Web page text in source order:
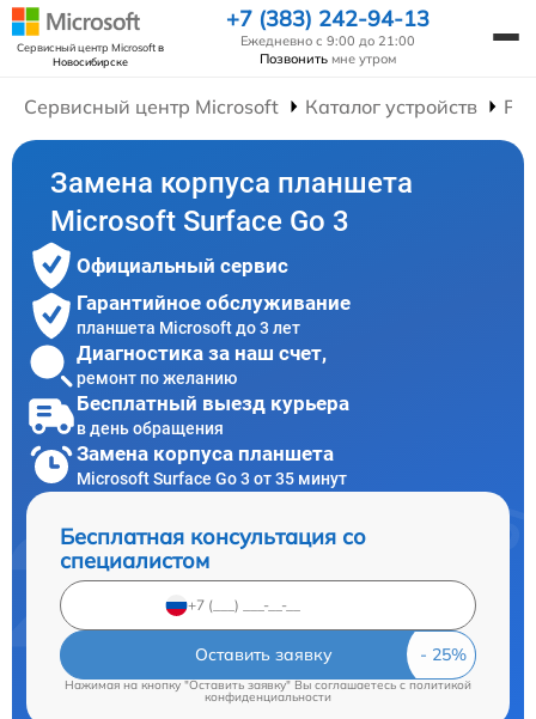
Сервисный центр Microsoftв
Новосибирске
+7 (383) 242-94-13
Ежедневно с 9:00 до 21:00
Позвонить мне утром
Сервисный центр Microsoft Каталог устройств
Замена корпуса планшета
Microsoft Surface Go 3
Официальный сервис
Гарантийное обслуживание
планшета Microsoft до 3 лет
Диагностика за наш счет,
ремонт по желанию
Бесплатный выезд курьера
в день обращения
Замена корпуса планшета
Microsoft Surface Go 3 от 35 минут
Бесплатная консультация со
специалистом
Оставить заявку
Нажимая на кнопку "Оставить заявку" Вы соглашаетесь cполитикой
конфиденциальности